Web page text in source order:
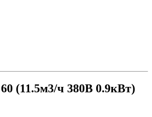
(11.5м3/ч 380В 0.9кВт)